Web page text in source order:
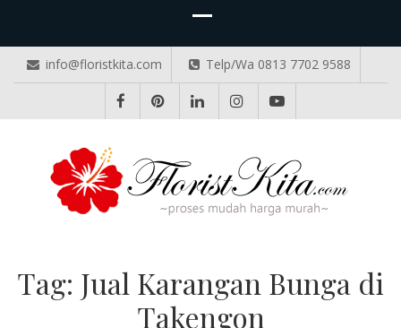
info@floristkita.com Telp/Wa 0813 7702 9588
Tag: Jual Karangan Bunga di
Takengon